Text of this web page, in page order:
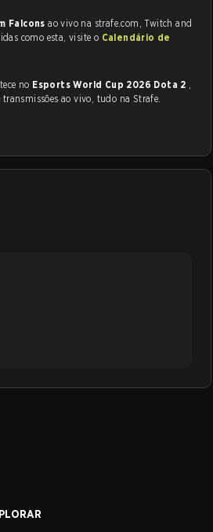
Falconsao vivo na strafe.com, Twitch and
como esta, visite o Calendário de
no Esports World Cup 2026 Dota 2 ,
e transmissões ao vivo, tudo na Strafe.